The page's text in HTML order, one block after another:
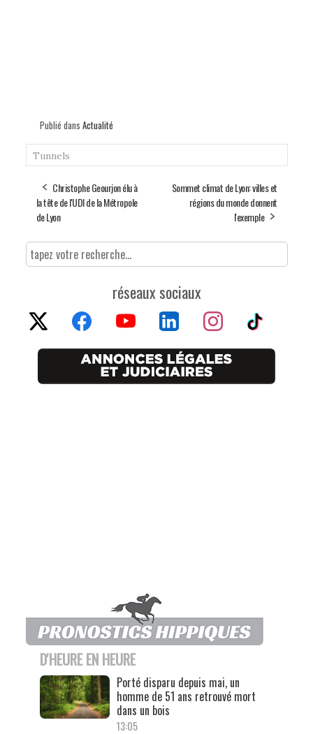
Publié dans Actualité
Tunnels
Christophe Geourjon élu à
la tête de l'UDI de la Métropole
de Lyon
Sommet climat de Lyon: villes et
régions du monde donnent
l'exemple
réseaux sociaux
D'HEURE EN HEURE
Porté disparu depuis mai, un
homme de 51 ans retrouvé mort
dans un bois
13:05